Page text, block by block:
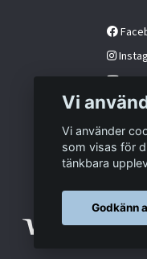
Vi
Vi använder
som visas för
tänkbara
Godkänn